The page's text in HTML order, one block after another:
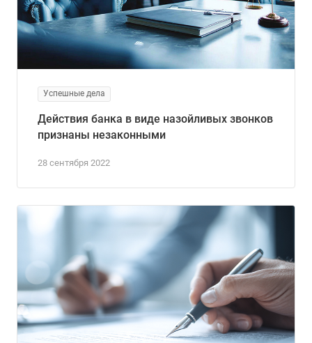
Успешные дела
28 сентября 2022
Действия банка в виде назойливых звонков
признаны незаконными